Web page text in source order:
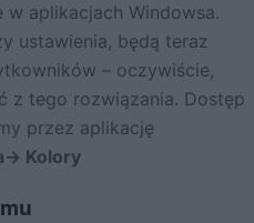
w aplikacjach Windowsa.
ustawienia, będą teraz
– oczywiście,
z tego rozwiązania. Dostęp
przez aplikację
> Kolory